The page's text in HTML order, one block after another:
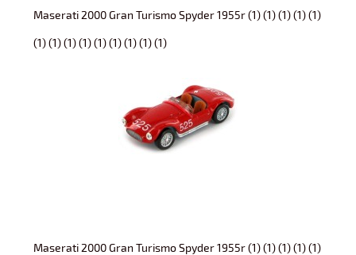
Maserati 2000 Gran Turismo Spyder 1955r (1) (1) (1) (1) (1)
(1) (1) (1) (1) (1) (1) (1) (1) (1)
Maserati 2000 Gran Turismo Spyder 1955r (1) (1) (1) (1) (1)